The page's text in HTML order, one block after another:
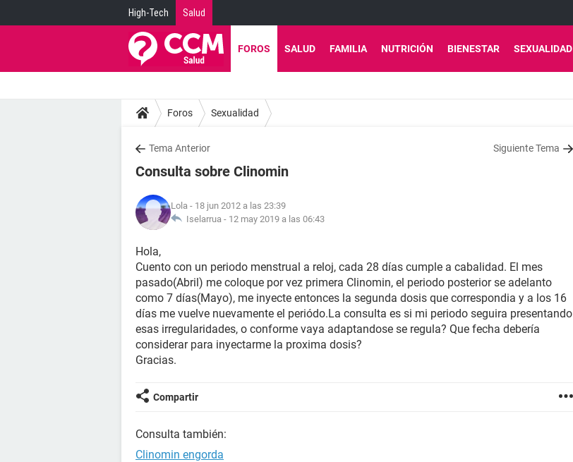
High-Tech Salud
FOROS SALUD FAMILIA NUTRICIÓN BIENESTAR SEXUALIDAD
Foros Sexualidad
Tema Anterior Siguiente Tema
Consulta sobre Clinomin
Lola - 18 jun 2012 a las 23:39
Iselarrua - 12 may 2019 a las 06:43
Hola,
Cuento con un periodo menstrual a reloj, cada 28 días cumple a cabalidad. El mes
pasado(Abril) me coloque por vez primera Clinomin, el periodo posterior se adelanto
como 7 días(Mayo), me inyecte entonces la segunda dosis que correspondia y a los 16
días me vuelve nuevamente el periódo.La consulta es si mi periodo seguira presentando
esas irregularidades, o conforme vaya adaptandose se regula? Que fecha debería
considerar para inyectarme la proxima dosis?
Gracias.
Compartir
Consulta también:
Clinomin engorda